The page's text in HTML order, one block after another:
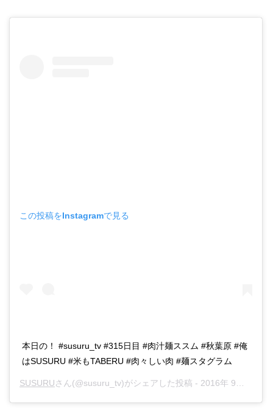
この投稿をInstagramで見る
本日の！ #susuru_tv #315日目 #肉汁麺ススム #秋葉原 #俺
はSUSURU #米もTABERU #肉々しい肉 #麺スタグラム
SUSURUさん(@susuru_tv)がシェアした投稿 - 2016年 9月月15日午前3時23分PDT